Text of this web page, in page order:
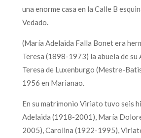
una enorme casa en la Calle B
Vedado.
(María Adelaida Falla Bonet era
Teresa (1898-1973) la abuela de su
Teresa de Luxenburgo (Mestre-
1956 en Marianao.
En su matrimonio Viriato tuvo seis
Adelaida (1918-2001), María
2005), Carolina (1922-1995),